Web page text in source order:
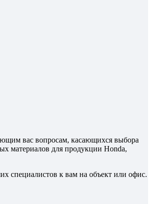
вас вопросам, касающихся выбора
материалов для продукции Honda,
специалистов к вам на объект или офис.